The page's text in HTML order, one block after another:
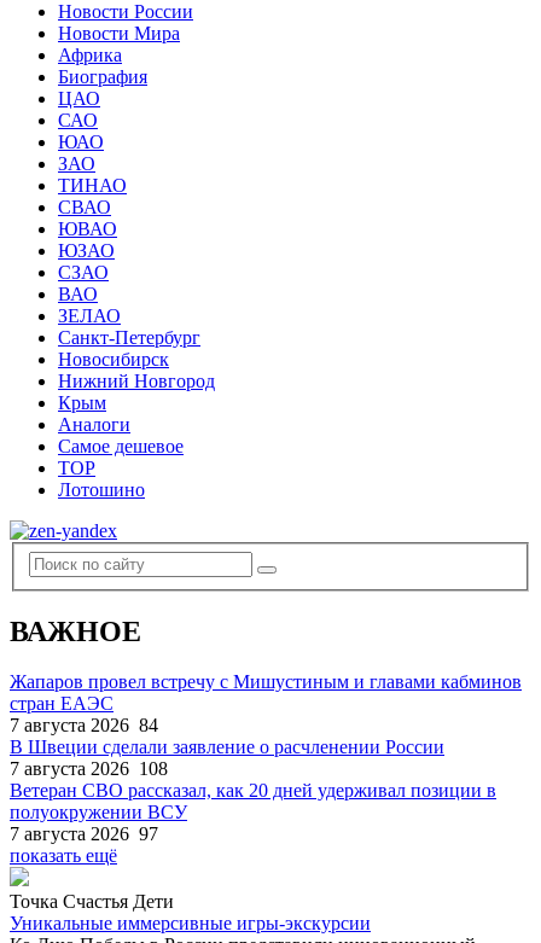
Новости России
Новости Мира
Африка
Биография
ЦАО
САО
ЮАО
ЗАО
ТИНАО
СВАО
ЮВАО
ЮЗАО
СЗАО
ВАО
ЗЕЛАО
Санкт-Петербург
Новосибирск
Нижний Новгород
Крым
Аналоги
Самое дешевое
TOP
Лотошино
ВАЖНОЕ
Жапаров провел встречу с Мишустиным и главами кабминов
стран ЕАЭС
7 августа 2026 84
В Швеции сделали заявление о расчленении России
7 августа 2026 108
Ветеран СВО рассказал, как 20 дней удерживал позиции в
полуокружении ВСУ
7 августа 2026 97
показать ещё
Точка Счастья Дети
Уникальные иммерсивные игры-экскурсии